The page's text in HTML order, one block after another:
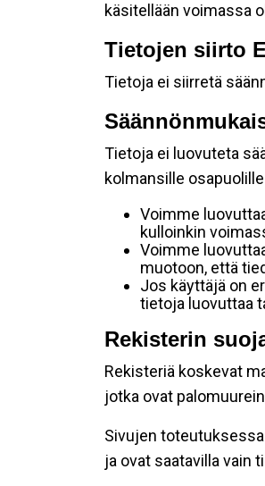
käsitellään voimassa
Tietojen siirto
Tietoja ei siirretä
Tietoja ei luovuteta
kolmansille
Voimme
kulloinkin
Voimme
muotoon, että
Jos käyttäjä on
tietoja luovuttaa
Rekisterin
Rekisteriä koskevat
jotka ovat
Sivujen
ja ovat saatavilla vain